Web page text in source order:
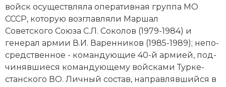
войск осу­ще­ст­в­ля­ла опе­ра­тив­ная груп­па МО
СССР, ко­то­рую воз­глав­ля­ли Мар­шал
Советского Сою­за С.Л. Со­ко­лов (1979-1984) и
генерал ар­мии В.И. Ва­рен­ни­ков (1985-1989); не­по­
сред­ст­вен­ное - ко­ман­дую­щие 40-й ар­ми­ей, под­
чи­няв­шиеся ко­ман­дую­ще­му вой­ска­ми Тур­ке­
стан­ско­го ВО. Лич­ный со­став, на­прав­ляв­шийся в